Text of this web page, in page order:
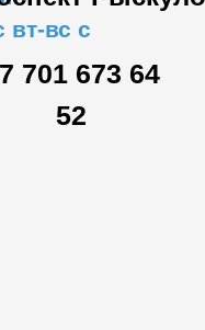
вс с
701 673 64
52